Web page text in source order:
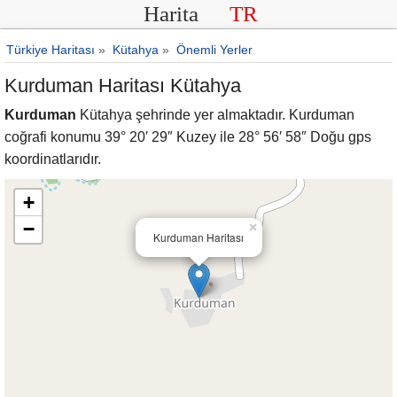
Harita TR
Türkiye Haritası » Kütahya » Önemli Yerler
Kurduman Haritası Kütahya
Kurduman Kütahya şehrinde yer almaktadır. Kurduman
coğrafi konumu 39° 20′ 29″ Kuzey ile 28° 56′ 58″ Doğu gps
koordinatlarıdır.
Kurduman Haritası
×
+
−